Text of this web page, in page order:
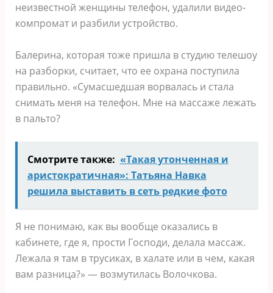
неизвестной женщины телефон, удалили видео-
компромат и разбили устройство.
Балерина, которая тоже пришла в студию телешоу
на разборки, считает, что ее охрана поступила
правильно. «Сумасшедшая ворвалась и стала
снимать меня на телефон. Мне на массаже лежать
в пальто?
Смотрите также: «Такая утонченная и
аристократичная»: Татьяна Навка
решила выставить в сеть редкие фото
Я не понимаю, как вы вообще оказались в
кабинете, где я, прости Господи, делала массаж.
Лежала я там в трусиках, в халате или в чем, какая
вам разница?» — возмутилась Волочкова.